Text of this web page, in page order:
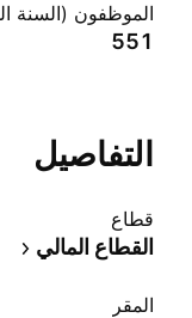
الموظفون (السنة
551
التفاصيل
قطاع
القطاع المالي
المقر